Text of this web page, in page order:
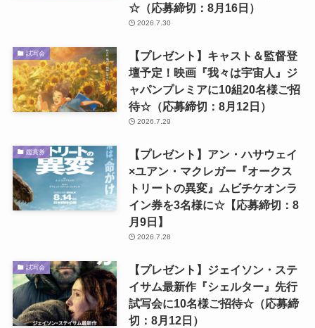
☆（応募締切：8月16日）
2026.7.30
試写会
【プレゼント】キャスト＆監督登
壇予定！映画『我々は宇宙人』ジ
ャパンプレミアに10組20名様ご招
待☆（応募締切：8月12日）
2026.7.29
鑑賞券
【プレゼント】アン・ハサウェイ
×ユアン・マクレガー『オークス
トリートの異変』ムビチケオンラ
イン券を3名様に☆【応募締切：8
月9日】
2026.7.28
試写会
【プレゼント】ジェイソン・ステ
イサム最新作『シェルター』先行
試写会に10名様ご招待☆（応募締
切：8月12日）